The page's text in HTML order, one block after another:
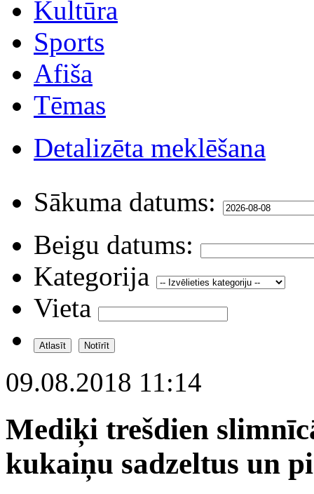
Kultūra
Sports
Afiša
Tēmas
Detalizēta meklēšana
Sākuma datums:
Beigu datums:
Kategorija
Vieta
09.08.2018 11:14
Mediķi trešdien
kukaiņu sadzeltus un